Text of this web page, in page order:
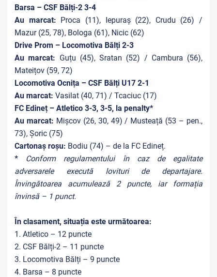
Barsa – CSF Bălți-2 3-4
Au marcat: Proca (11), Iepuraș (22), Crudu (26) /
Mazur (25, 78), Bologa (61), Nicic (62)
Drive Prom – Locomotiva Bălți 2-3
Au marcat: Guțu (45), Sratan (52) / Cambura (56),
Mateițov (59, 72)
Locomotiva Ocnița – CSF Bălți U17 2-1
Au marcat: Vasilat (40, 71) / Tcaciuc (17)
FC Edineț – Atletico 3-3, 3-5, la penalty*
Au marcat: Mișcov (26, 30, 49) / Musteață (53 – pen.,
73), Șoric (75)
Cartonaș roșu: Bodiu (74) – de la FC Edineț.
* Conform regulamentului în caz de egalitate
adversarele execută lovituri de departajare.
Învingătoarea acumulează 2 puncte, iar formația
învinsă – 1 punct.
În clasament, situația este următoarea:
1. Atletico – 12 puncte
2. CSF Bălți-2 – 11 puncte
3. Locomotiva Bălți – 9 puncte
4. Barsa – 8 puncte